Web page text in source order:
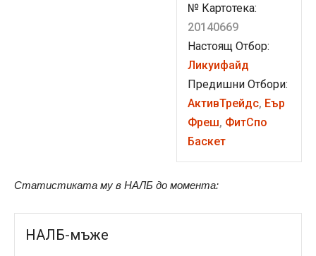
№ Картотека:
20140669
Настоящ Отбор:
Ликуифайд
Предишни Отбори:
АктивТрейдс, Еър
Фреш, ФитСпо
Баскет
Статистиката му в НАЛБ до момента:
НАЛБ-мъже